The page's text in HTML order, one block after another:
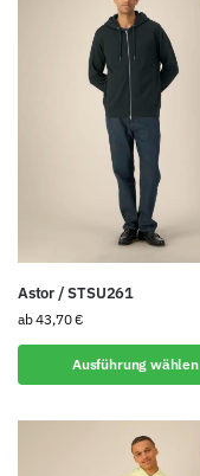
Astor / STSU261
ab43,70€
Ausführung wählen